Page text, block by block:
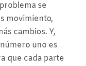
se
movimiento,
cambios. Y,
uno es
que cada parte